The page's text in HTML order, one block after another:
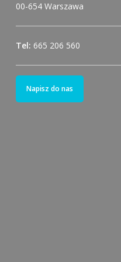
00-654 Warszawa
Tel: 665 206 560
Napisz do nas